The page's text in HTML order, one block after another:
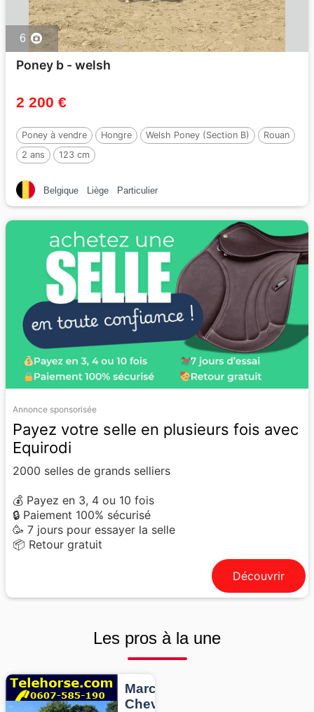
6
Poney b - welsh
2 200 €
Poney à vendre Hongre Welsh Poney (Section B)
Rouan
2 ans
123 cm
Belgique Liège Particulier
Annonce sponsorisée
Payez votre selle en plusieurs fois avec
Equirodi
2000 selles de grands selliers
💰 Payez en 3, 4 ou 10 fois
🔒 Paiement 100% sécurisé
🥳 7 jours pour essayer la selle
📦 Retour gratuit
Découvrir
Les pros à la une
Marcheurs
Chevaux